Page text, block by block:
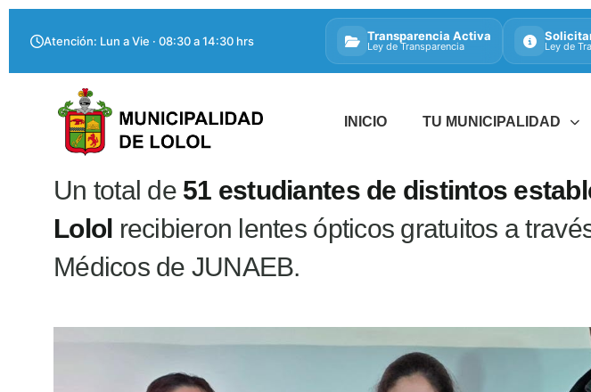
Atención: Lun a Vie · 08:30 a 14:30 hrs Transparencia Activa
Ley de Transparencia Ley de
INICIO TU MUNICIPALIDAD
Un total de 51 estudiantes de distintos
Lolol recibieron lentes ópticos gratuitos a
Médicos de JUNAEB.